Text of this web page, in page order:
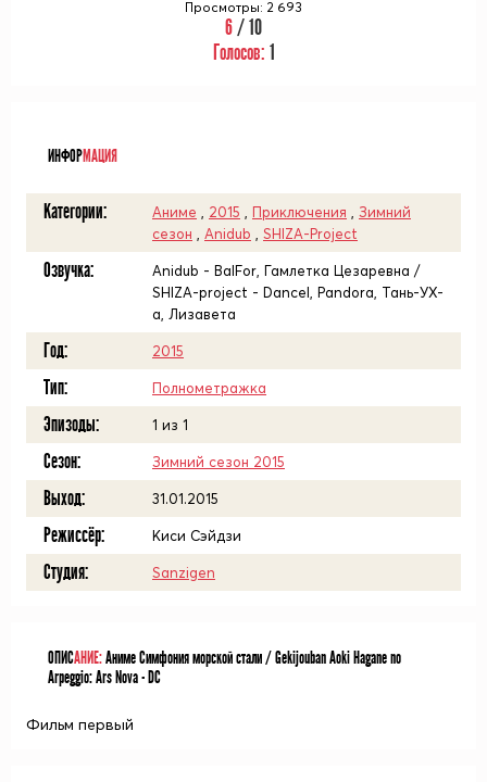
Просмотры: 2 693
6/ 10
Голосов: 1
ИНФОРМАЦИЯ
Категории: Аниме 2015 Приключения
Зимний
сезон
Anidub SHIZA-Project
Озвучка:
Anidub - BalFor, Гамлетка Цезаревна /
SHIZA-project - Dancel, Pandora, Тань-УХ-
а, Лизавета
Год: 2015
Тип: Полнометражка
Эпизоды: 1 из 1
Сезон: Зимний сезон 2015
Выход: 31.01.2015
Режиссёр: Киси Сэйдзи
Студия: Sanzigen
ОПИСАНИЕ:Аниме Симфония морской стали / Gekijouban Aoki Hagane no
Arpeggio: Ars Nova - DC
Фильм первый